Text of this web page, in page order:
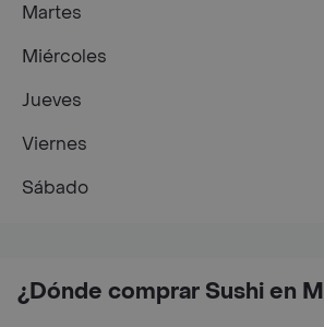
¿Dónde comprar Sushi en
Martes
Miércoles
Jueves
Viernes
Sábado